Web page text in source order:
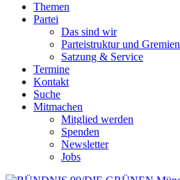
Themen
Partei
Das sind wir
Parteistruktur und Gremien
Satzung & Service
Termine
Kontakt
Suche
Mitmachen
Mitglied werden
Spenden
Newsletter
Jobs